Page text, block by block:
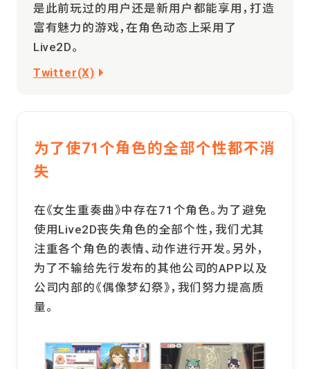
是此前玩过的用户还是新用户都能享用，打造
富有魅力的游戏，在角色动态上采用了
Live2D。
Twitter(X)
为了使71个角色的全部个性都不消
失
在《女生重奏曲》中存在71个角色。为了避免
使用Live2D丧失角色的全部个性，我们尤其
注重各个角色的表情、动作进行开发。另外，
为了不输给先行发布的其他公司的APP以及
公司内部的《偶像梦幻祭》，我们努力提高质
量。